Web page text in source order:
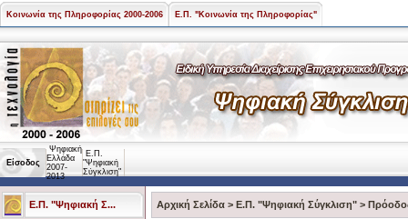
Κοινωνία της Πληροφορίας 2000-2006 Ε.Π. "Κοινωνία της Πληροφορίας"
Είσοδος
Ψηφιακή
Ελλάδα
2007-
2013
Ε.Π.
"Ψηφιακή
Σύγκλιση"
Ε.Π. "Ψηφιακή Σ... Αρχική Σελίδα > Ε.Π. "Ψηφιακή Σύγκλιση" >